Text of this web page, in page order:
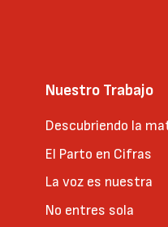
Nuestro Trabajo
Descubriendo la
El Parto en Cifras
La voz es nuestra
No entres sola